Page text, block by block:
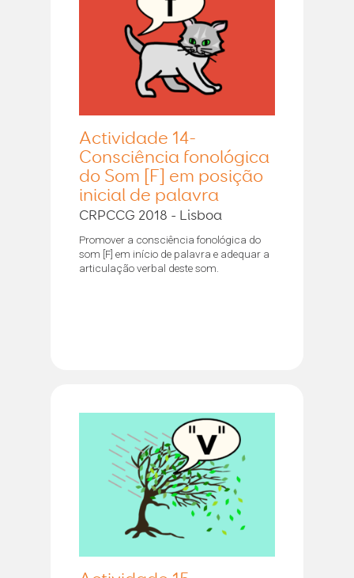
Actividade 14-
Consciência fonológica
do Som [F] em posição
inicial de palavra
CRPCCG 2018 - Lisboa
Promover a consciência fonológica do
som [F] em início de palavra e adequar a
articulação verbal deste som.